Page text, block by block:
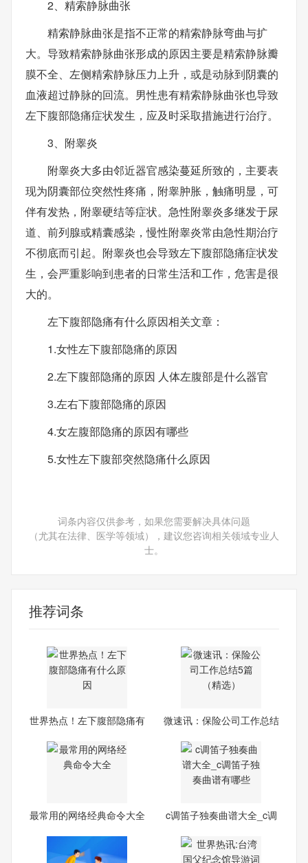
2、精索静脉曲张
精索静脉曲张是指不正常的精索静脉弯曲与扩
大。导致精索静脉曲张形成的原因主要是精索静脉瓣
膜不全、左侧精索静脉压力上升，或是动脉到阴囊的
血液超过静脉的回流。男性患有精索静脉曲张也导致
左下腹部隐痛症状发生，应及时采取措施进行治疗。
3、附睾炎
附睾炎大多由邻近器官感染蔓延所致的，主要表
现为阴囊部位突然性疼痛，附睾肿胀，触痛明显，可
伴有发热，附睾硬结等症状。急性附睾炎多继发于尿
道、前列腺或精囊感染，慢性附睾炎常由急性期治疗
不彻底而引起。附睾炎也会导致左下腹部隐痛症状发
生，会严重影响到患者的日常生活和工作，危害是很
大的。
左下腹部隐痛有什么原因相关文章：
1.女性左下腹部隐痛的原因
2.左下腹部隐痛的原因 人体左腹部是什么器官
3.左右下腹部隐痛的原因
4.女左腹部隐痛的原因有哪些
5.女性左下腹部突然隐痛什么原因
词条内容仅供参考，如果您需要解决具体问题
（尤其在法律、医学等领域），建议您咨询相关领域专业人
士。
推荐词条
世界热点！左下腹部隐痛有
微速讯：保险公司工作总结
最常用的网络经典命令大全
c调笛子独奏曲谱大全_c调